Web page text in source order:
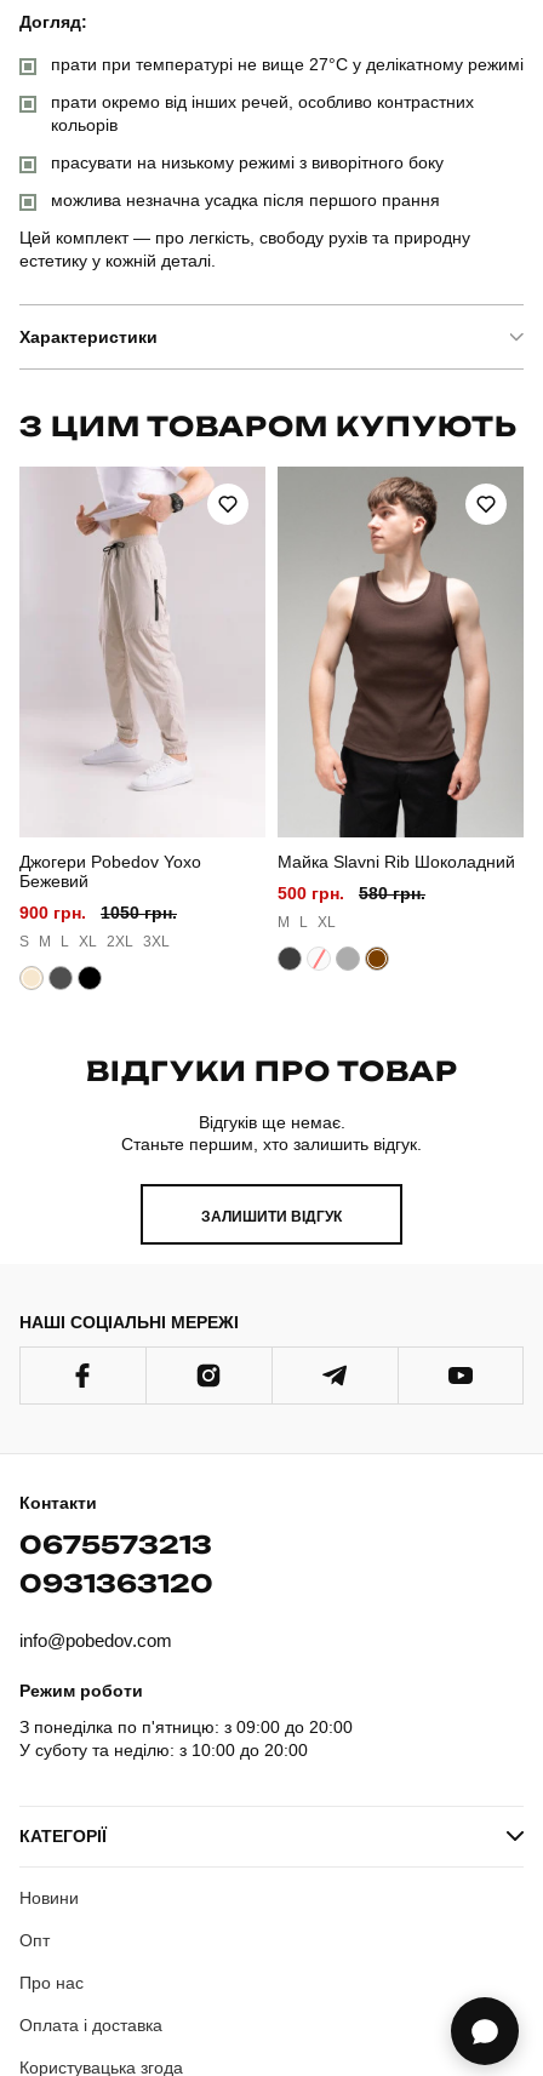
Догляд:
прати при температурі не вище 27°C у делікатному режимі
прати окремо від інших речей, особливо контрастних
кольорів
прасувати на низькому режимі з виворітного боку
можлива незначна усадка після першого прання
Цей комплект — про легкість, свободу рухів та природну
естетику у кожній деталі.
Характеристики
Призначення для повсякденного носіння
повсякденний
Країна - виробник україна
З ЦИМ ТОВАРОМ КУПУЮТЬ
Джогери Pobedov Yoxo
Бежевий
900 грн.
1050 грн.
S M L XL 2XL 3XL
Майка Slavni Rib Шоколадний
500 грн.
580 грн.
M L XL
ВІДГУКИ ПРО ТОВАР
Відгуків ще немає.
Станьте першим, хто залишить відгук.
ЗАЛИШИТИ ВІДГУК
НАШІ СОЦІАЛЬНІ МЕРЕЖІ
Контакти
0675573213
0931363120
info@pobedov.com
Режим роботи
З понеділка по п'ятницю: з 09:00 до 20:00
У суботу та неділю: з 10:00 до 20:00
КАТЕГОРІЇ
Новини
Опт
Про нас
Оплата і доставка
Користувацька згода